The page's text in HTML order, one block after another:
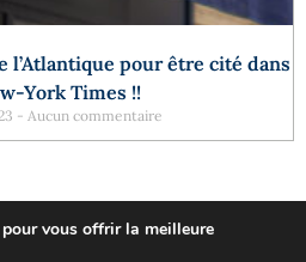
l’Atlantique pour être cité dans
York Times !!
Aucun commentaire
75005 Paris - Tél. 01 46 34 50 99
vous offrir la meilleure